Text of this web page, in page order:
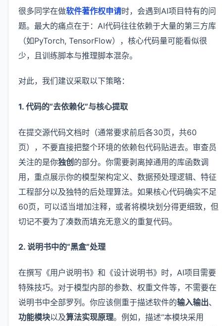
很多同学在做软件著作权申请时，会遇到AI项目特有的问
题。最大的痛点在于：AI代码往往依赖于大量的第三方库
（如PyTorch, TensorFlow），核心代码量可能看似很
少，且训练脚本与推理脚本混杂。
对此，我们建议采取以下策略：
1. 代码的“去依赖化”与核心提取
在提交源代码文档时（通常要求前后各30页，共60
页），不要直接把整个环境的依赖包代码贴进去。审查员
关注的是你独创 的部分。你需要剥离掉通用的库函数调
用，重点展示你的模型架构定义、数据预处理逻辑、特征
工程部分以及独特的后处理算法。如果核心代码确实不足
60页，可以适当增加注释，或者将模块划分得更细致，但
切记不要为了凑数而填充无意义的重复代码。
2. 说明书中的“黑盒”处理
在撰写《用户说明书》和《设计说明书》时，AI项目需要
特殊技巧。对于模型内部的参数、权重文件等，不需要在
说明书中全部罗列。你应该侧重于描述软件的输入输出、
功能模块以及算法实现原理。例如，描述“本模块采用